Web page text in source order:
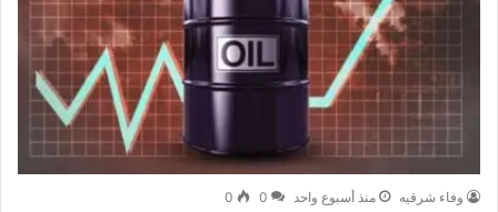
وفاء شرقيه منذ أسبوع واحد 0
0